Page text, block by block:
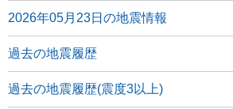
2026年05月23日の地震情報
過去の地震履歴
過去の地震履歴(震度3以上)